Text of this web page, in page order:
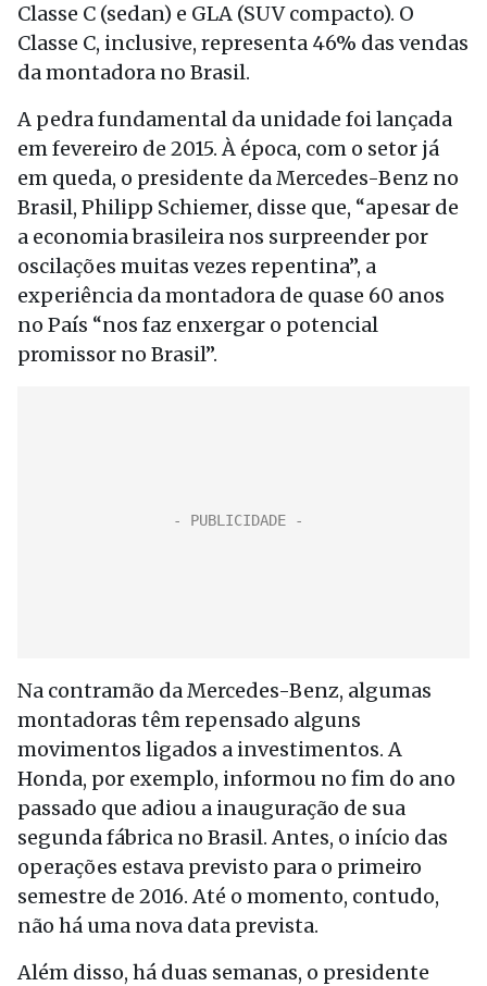
Classe C (sedan) e GLA (SUV compacto). O
Classe C, inclusive, representa 46% das vendas
da montadora no Brasil.
A pedra fundamental da unidade foi lançada
em fevereiro de 2015. À época, com o setor já
em queda, o presidente da Mercedes-Benz no
Brasil, Philipp Schiemer, disse que, “apesar de
a economia brasileira nos surpreender por
oscilações muitas vezes repentina”, a
experiência da montadora de quase 60 anos
no País “nos faz enxergar o potencial
promissor no Brasil”.
Na contramão da Mercedes-Benz, algumas
montadoras têm repensado alguns
movimentos ligados a investimentos. A
Honda, por exemplo, informou no fim do ano
passado que adiou a inauguração de sua
segunda fábrica no Brasil. Antes, o início das
operações estava previsto para o primeiro
semestre de 2016. Até o momento, contudo,
não há uma nova data prevista.
Além disso, há duas semanas, o presidente